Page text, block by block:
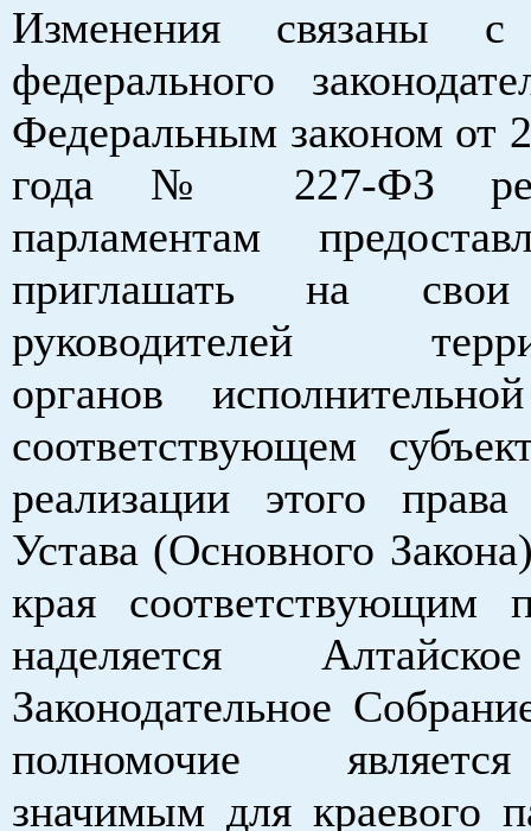
Изменения связаны с
федерального
Федеральным законом от
года № 227-ФЗ
парламентам
приглашать на свои
руководителей
органов
соответствующем
реализации этого
Устава (Основного
края соответствующим
наделяется
Законодательное
полномочие
значимым для краевого